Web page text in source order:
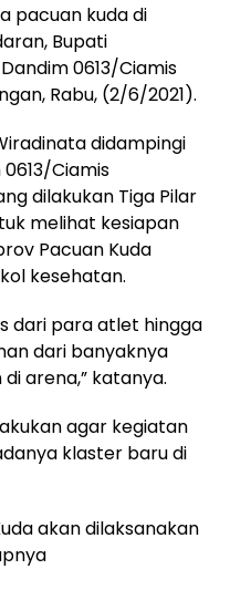
pacuan kuda di
Bupati
0613/Ciamis
Rabu, (2/6/2021).
didampingi
Ciamis
dilakukan Tiga Pilar
melihat kesiapan
Pacuan Kuda
kesehatan.
dari para atlet hingga
dari banyaknya
arena,” katanya.
agar kegiatan
klaster baru di
akan dilaksanakan